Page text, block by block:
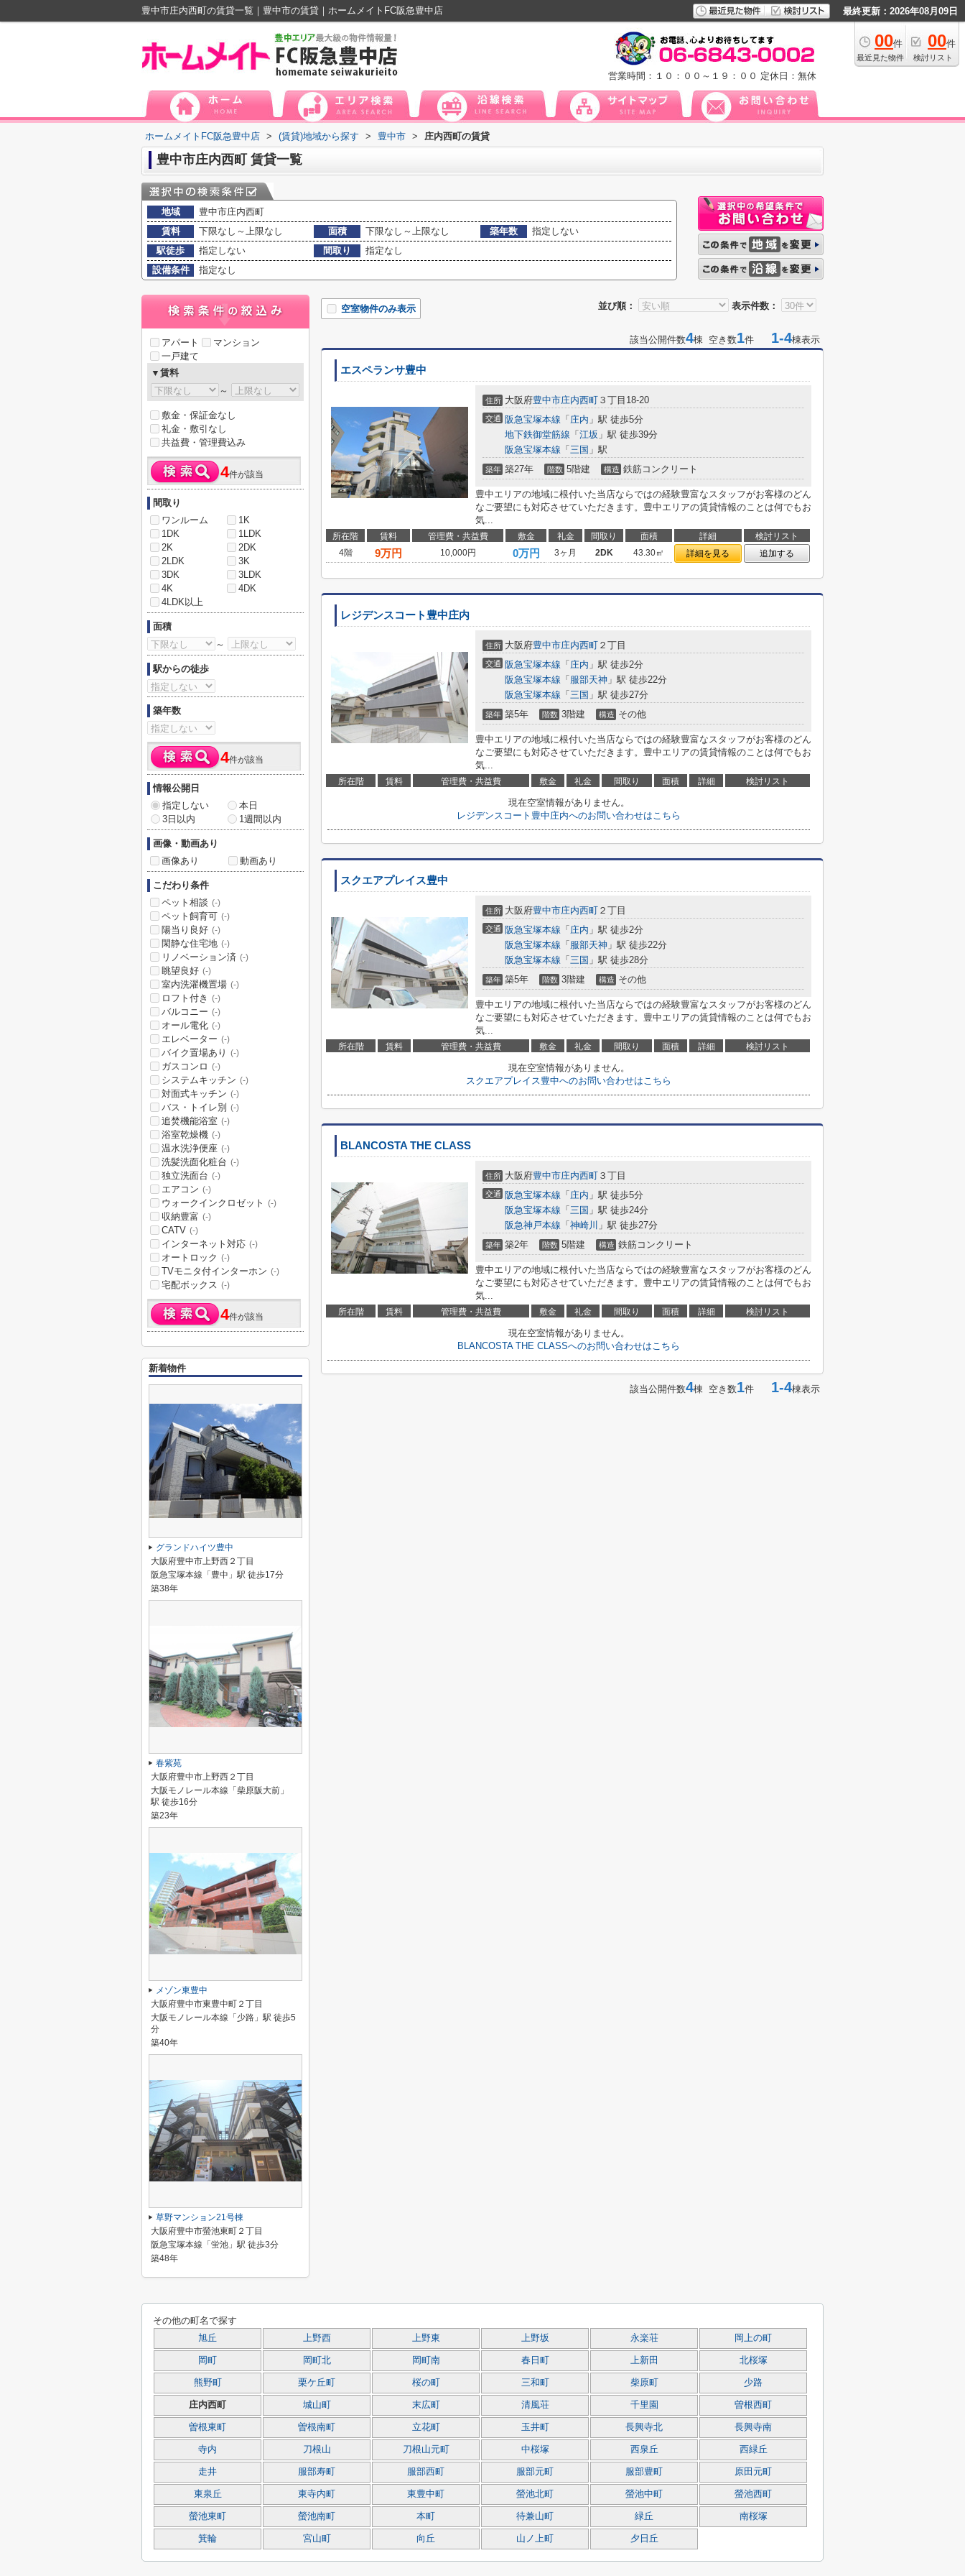
豊中市庄内西町の賃貸一覧｜豊中市の賃貸｜ホームメイトFC阪急豊中店 最終更新：2026年08月09日
00件
最近見た物件
00件
検討リスト
営業時間：１０：００～１９：００ 定休日：無休
ホームメイトFC阪急豊中店 > (賃貸)地域から探す > 豊中市 > 庄内西町の賃貸
豊中市庄内西町 賃貸一覧
地域
豊中市庄内西町
賃料
下限なし～上限なし 面積 下限なし～上限なし 築年数
指定しない
駅徒歩
指定しない 間取り
指定なし
設備条件
指定なし
並び順： 表示件数：
空室物件のみ表示
該当公開件数4棟 空き数1件 1-4棟表示
エスペランサ豊中
住所 大阪府豊中市庄内西町 ３丁目18-20
交通 阪急宝塚本線 「 庄内 」駅 徒歩5分
地下鉄御堂筋線 「 江坂 」駅 徒歩39分
阪急宝塚本線 「 三国 」駅
築年 築27年 階数 5階建 構造 鉄筋コンクリート
豊中エリアの地域に根付いた当店ならではの経験豊富なスタッフがお客様のどん
なご要望にも対応させていただきます。豊中エリアの賃貸情報のことは何でもお
気...
所在階 賃料 管理費・共益費 敷金 礼金 間取り 面積 詳細
検討リスト
4階
9万円 10,000円 0万円 3ヶ月 2DK 43.30㎡ 詳細を見る 追加する
レジデンスコート豊中庄内
住所 大阪府豊中市庄内西町 ２丁目
交通 阪急宝塚本線 「 庄内 」駅 徒歩2分
阪急宝塚本線 「 服部天神 」駅 徒歩22分
阪急宝塚本線 「 三国 」駅 徒歩27分
築年 築5年 階数 3階建 構造 その他
豊中エリアの地域に根付いた当店ならではの経験豊富なスタッフがお客様のどん
なご要望にも対応させていただきます。豊中エリアの賃貸情報のことは何でもお
気...
所在階 賃料 管理費・共益費 敷金 礼金 間取り 面積 詳細 検討リスト
現在空室情報がありません。
レジデンスコート豊中庄内へのお問い合わせはこちら
スクエアプレイス豊中
住所 大阪府豊中市庄内西町 ２丁目
交通 阪急宝塚本線 「 庄内 」駅 徒歩2分
阪急宝塚本線 「 服部天神 」駅 徒歩22分
阪急宝塚本線 「 三国 」駅 徒歩28分
築年 築5年 階数 3階建 構造 その他
豊中エリアの地域に根付いた当店ならではの経験豊富なスタッフがお客様のどん
なご要望にも対応させていただきます。豊中エリアの賃貸情報のことは何でもお
気...
所在階 賃料 管理費・共益費 敷金 礼金 間取り 面積 詳細 検討リスト
現在空室情報がありません。
スクエアプレイス豊中へのお問い合わせはこちら
BLANCOSTA THE CLASS
住所 大阪府豊中市庄内西町 ３丁目
交通 阪急宝塚本線 「 庄内 」駅 徒歩5分
阪急宝塚本線 「 三国 」駅 徒歩24分
阪急神戸本線 「 神崎川 」駅 徒歩27分
築年 築2年 階数 5階建 構造 鉄筋コンクリート
豊中エリアの地域に根付いた当店ならではの経験豊富なスタッフがお客様のどん
なご要望にも対応させていただきます。豊中エリアの賃貸情報のことは何でもお
気...
所在階 賃料 管理費・共益費 敷金 礼金 間取り 面積 詳細 検討リスト
現在空室情報がありません。
BLANCOSTA THE CLASSへのお問い合わせはこちら
該当公開件数4棟 空き数1件 1-4棟表示
アパート
マンション
一戸建て
▼賃料
～
敷金・保証金なし
礼金・敷引なし
共益費・管理費込み
4件が該当
間取り
ワンルーム
1K
1DK
1LDK
2K
2DK
2LDK
3K
3DK
3LDK
4K
4DK
4LDK以上
面積
～
駅からの徒歩
築年数
4件が該当
情報公開日
指定しない
本日
3日以内
1週間以内
画像・動画あり
画像あり
動画あり
こだわり条件
ペット相談 (-)
ペット飼育可 (-)
陽当り良好 (-)
閑静な住宅地 (-)
リノベーション済 (-)
眺望良好 (-)
室内洗濯機置場 (-)
ロフト付き (-)
バルコニー (-)
オール電化 (-)
エレベーター (-)
バイク置場あり (-)
ガスコンロ (-)
システムキッチン (-)
対面式キッチン (-)
バス・トイレ別 (-)
追焚機能浴室 (-)
浴室乾燥機 (-)
温水洗浄便座 (-)
洗髪洗面化粧台 (-)
独立洗面台 (-)
エアコン (-)
ウォークインクロゼット (-)
収納豊富 (-)
CATV (-)
インターネット対応 (-)
オートロック (-)
TVモニタ付インターホン (-)
宅配ボックス (-)
4件が該当
新着物件
グランドハイツ豊中
大阪府豊中市上野西２丁目
阪急宝塚本線「豊中」駅 徒歩17分
築38年
春紫苑
大阪府豊中市上野西２丁目
大阪モノレール本線「柴原阪大前」
駅 徒歩16分
築23年
メゾン東豊中
大阪府豊中市東豊中町２丁目
大阪モノレール本線「少路」駅 徒歩5
分
築40年
草野マンション21号棟
大阪府豊中市螢池東町２丁目
阪急宝塚本線「蛍池」駅 徒歩3分
築48年
その他の町名で探す
旭丘 上野西 上野東 上野坂 永楽荘 岡上の町
岡町 岡町北 岡町南 春日町 上新田 北桜塚
熊野町 栗ケ丘町 桜の町 三和町 柴原町 少路
庄内西町 城山町 末広町 清風荘 千里園 曽根西町
曽根東町 曽根南町 立花町 玉井町 長興寺北 長興寺南
寺内 刀根山 刀根山元町 中桜塚 西泉丘 西緑丘
走井 服部寿町 服部西町 服部元町 服部豊町 原田元町
東泉丘 東寺内町 東豊中町 螢池北町 螢池中町 螢池西町
螢池東町 螢池南町 本町 待兼山町 緑丘 南桜塚
箕輪 宮山町 向丘 山ノ上町 夕日丘